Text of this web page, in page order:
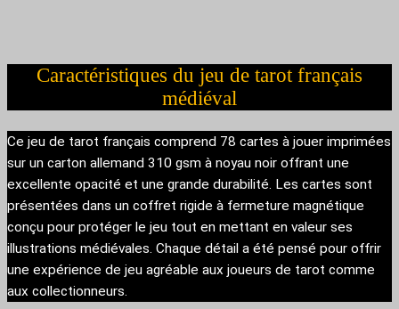
Caractéristiques du jeu de tarot français
médiéval
Ce jeu de tarot français comprend 78 cartes à jouer imprimées
sur un carton allemand 310 gsm à noyau noir offrant une
excellente opacité et une grande durabilité. Les cartes sont
présentées dans un coffret rigide à fermeture magnétique
conçu pour protéger le jeu tout en mettant en valeur ses
illustrations médiévales. Chaque détail a été pensé pour offrir
une expérience de jeu agréable aux joueurs de tarot comme
aux collectionneurs.